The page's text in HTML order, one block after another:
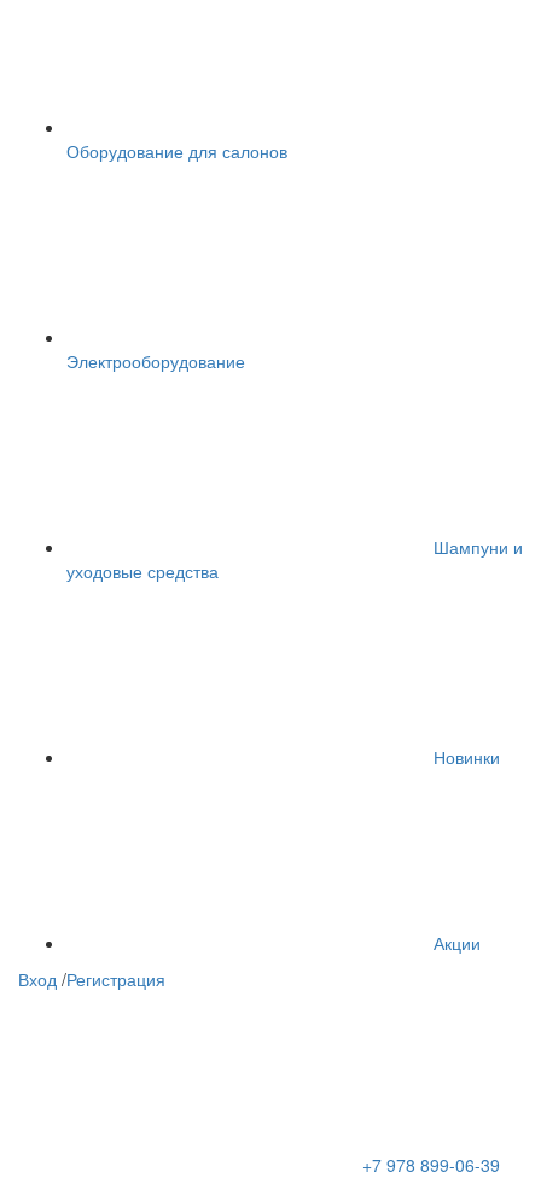
Оборудование для салонов
Электрооборудование
Шампуни и
уходовые средства
Новинки
Акции
Вход /Регистрация
+7 978 899-06-39